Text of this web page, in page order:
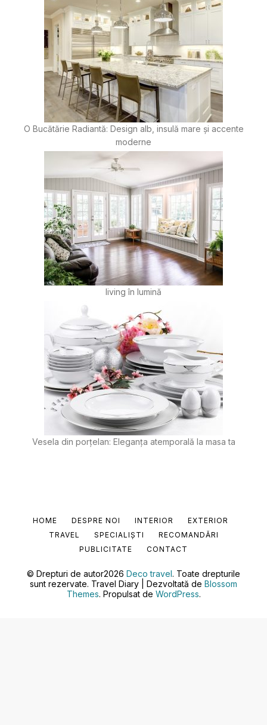
O Bucătărie Radiantă: Design alb, insulă mare și accente
moderne
living în lumină
Vesela din porțelan: Eleganța atemporală la masa ta
© Drepturi de autor2026 Deco travel. Toate drepturile
sunt rezervate. Travel Diary | Dezvoltată de Blossom
Themes. Propulsat de WordPress.
HOME DESPRE NOI INTERIOR
EXTERIOR
TRAVEL
SPECIALIȘTI
RECOMANDĂRI
PUBLICITATE
CONTACT